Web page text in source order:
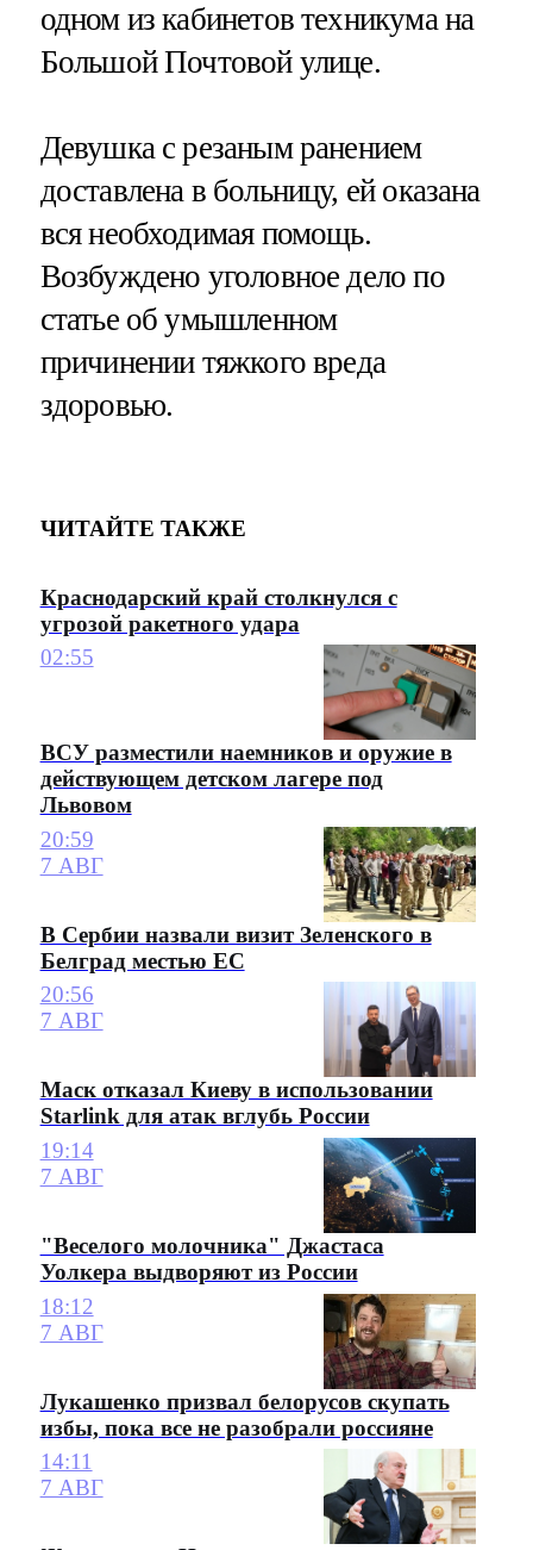
одном из кабинетов техникума на
Большой Почтовой улице.
Девушка с резаным ранением
доставлена в больницу, ей оказана
вся необходимая помощь.
Возбуждено уголовное дело по
статье об умышленном
причинении тяжкого вреда
здоровью.
ЧИТАЙТЕ ТАКЖЕ
Краснодарский край столкнулся с
угрозой ракетного удара
02:55
ВСУ разместили наемников и оружие в
действующем детском лагере под
Львовом
20:59
7 АВГ
В Сербии назвали визит Зеленского в
Белград местью ЕС
20:56
7 АВГ
Маск отказал Киеву в использовании
Starlink для атак вглубь России
19:14
7 АВГ
"Веселого молочника" Джастаса
Уолкера выдворяют из России
18:12
7 АВГ
Лукашенко призвал белорусов скупать
избы, пока все не разобрали россияне
14:11
7 АВГ